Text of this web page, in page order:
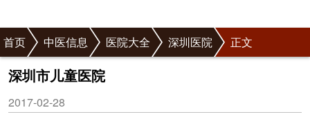
首页 中医信息 医院大全 深圳医院 正文
深圳市儿童医院
2017-02-28